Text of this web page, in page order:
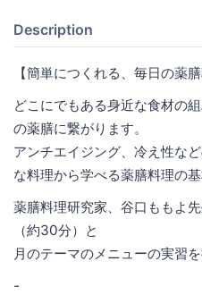
Description
【簡単につくれる、毎日の薬膳
どこにでもある身近な食材の
の薬膳に繋がります。
アンチエイジング、冷え性な
な料理から学べる薬膳料理の基
薬膳料理研究家、谷口ももよ
（約30分）と
月のテーマのメニューの実習を
-